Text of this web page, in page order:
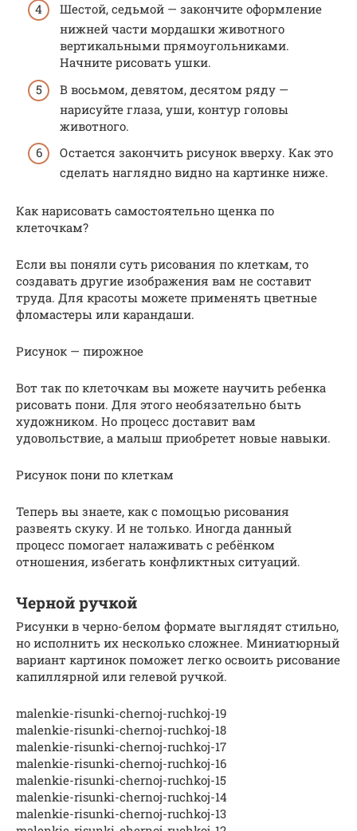
Шестой, седьмой — закончите оформление
нижней части мордашки животного
вертикальными прямоугольниками.
Начните рисовать ушки.
В восьмом, девятом, десятом ряду —
нарисуйте глаза, уши, контур головы
животного.
Остается закончить рисунок вверху. Как это
сделать наглядно видно на картинке ниже.
Как нарисовать самостоятельно щенка по
клеточкам?
Если вы поняли суть рисования по клеткам, то
создавать другие изображения вам не составит
труда. Для красоты можете применять цветные
фломастеры или карандаши.
Рисунок — пирожное
Вот так по клеточкам вы можете научить ребенка
рисовать пони. Для этого необязательно быть
художником. Но процесс доставит вам
удовольствие, а малыш приобретет новые навыки.
Рисунок пони по клеткам
Теперь вы знаете, как с помощью рисования
развеять скуку. И не только. Иногда данный
процесс помогает налаживать с ребёнком
отношения, избегать конфликтных ситуаций.
Черной ручкой
Рисунки в черно-белом формате выглядят стильно,
но исполнить их несколько сложнее. Миниатюрный
вариант картинок поможет легко освоить рисование
капиллярной или гелевой ручкой.
malenkie-risunki-chernoj-ruchkoj-19
malenkie-risunki-chernoj-ruchkoj-18
malenkie-risunki-chernoj-ruchkoj-17
malenkie-risunki-chernoj-ruchkoj-16
malenkie-risunki-chernoj-ruchkoj-15
malenkie-risunki-chernoj-ruchkoj-14
malenkie-risunki-chernoj-ruchkoj-13